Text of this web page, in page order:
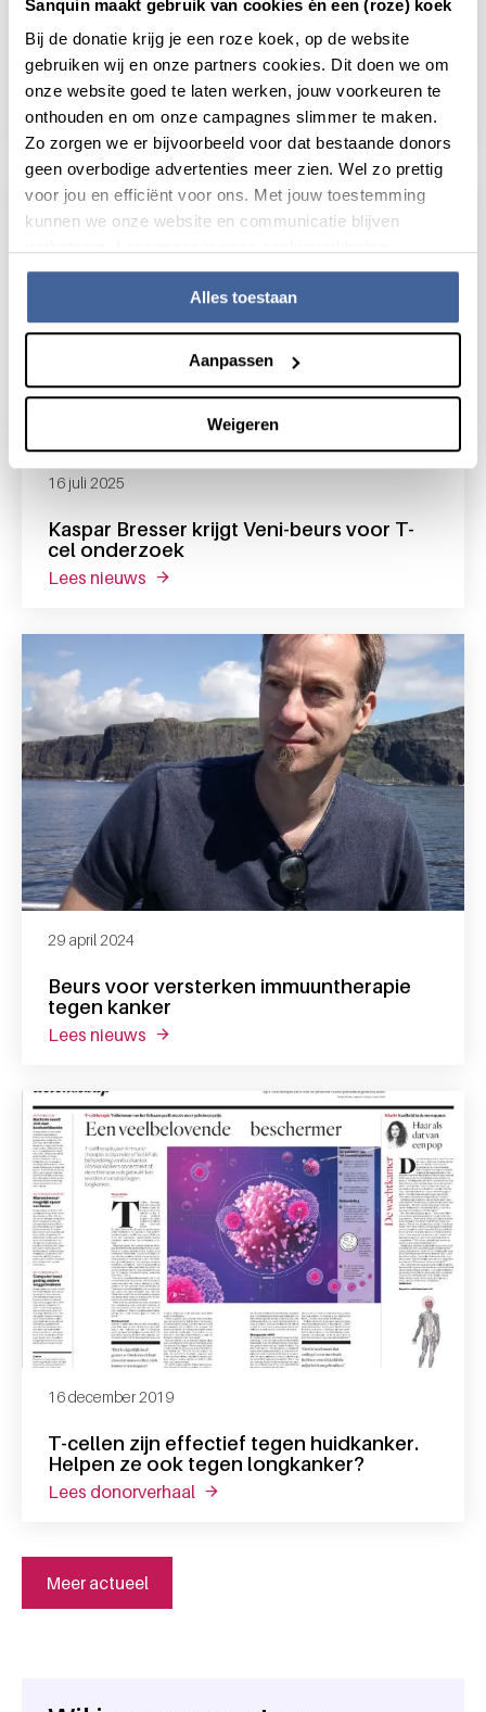
Sanquin maakt gebruik van cookies én een (roze) koek
Bij de donatie krijg je een roze koek, op de website
gebruiken wij en onze partners cookies. Dit doen we om
onze website goed te laten werken, jouw voorkeuren te
onthouden en om onze campagnes slimmer te maken.
Zo zorgen we er bijvoorbeeld voor dat bestaande donors
geen overbodige advertenties meer zien. Wel zo prettig
voor jou en efficiënt voor ons. Met jouw toestemming
kunnen we onze website en communicatie blijven
Alles toestaan
Aanpassen
Weigeren
Schakelaar in het immuunsysteem
bewaakt balans
Nieuws 21 januari 2026
lees nieuwsover schakelaar in het immuunsysteem
Kaspar Bresser krijgt Veni-beurs voor T-
cel onderzoek
16 juli 2025
lees nieuws over kaspar bresser krijgt veni-beurs voor
Beurs voor versterken immuuntherapie
tegen kanker
29 april 2024
lees nieuws over beurs voor versterken
T-cellen zijn effectief tegen huidkanker.
Helpen ze ook tegen longkanker?
16 december 2019
lees donorverhaal over t-cellen zijn effectief tegen
Meer actueel